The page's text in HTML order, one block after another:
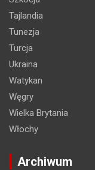
Tajlandia
Tunezja
Turcja
Ukraina
Watykan
Węgry
Wielka Brytania
Włochy
Archiwum